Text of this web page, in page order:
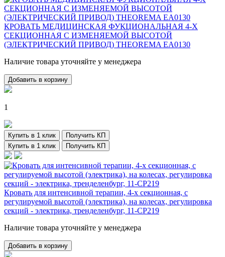
КРОВАТЬ МЕДИЦИНСКАЯ ФУКЦИОНАЛЬНАЯ 4-Х
СЕКЦИОННАЯ С ИЗМЕНЯЕМОЙ ВЫСОТОЙ
(ЭЛЕКТРИЧЕСКИЙ ПРИВОД) THEOREMA EA0130
Наличие товара уточняйте у менеджера
Добавить в корзину
1
Купить в 1 клик
Получить КП
Купить в 1 клик
Получить КП
Кровать для интенсивной терапии, 4-х секционная, с
регулируемой высотой (электрика), на колесах, регулировка
секций - электрика, тренделенбург, 11-CP219
Наличие товара уточняйте у менеджера
Добавить в корзину